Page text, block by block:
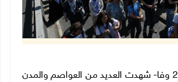
عواصم 17-5-2025 وفا- شهدت العديد من العواصم والمدن